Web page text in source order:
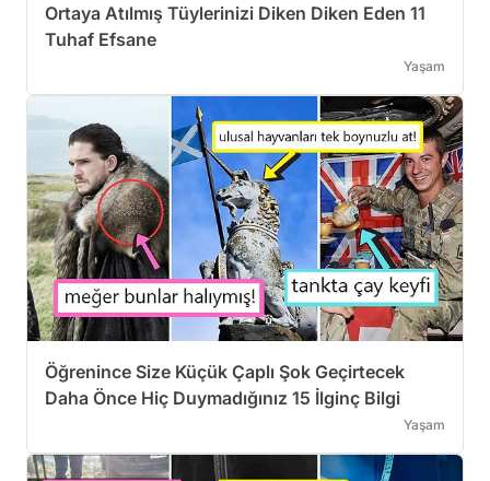
Ortaya Atılmış Tüylerinizi Diken Diken Eden 11
Tuhaf Efsane
Yaşam
Öğrenince Size Küçük Çaplı Şok Geçirtecek
Daha Önce Hiç Duymadığınız 15 İlginç Bilgi
Yaşam